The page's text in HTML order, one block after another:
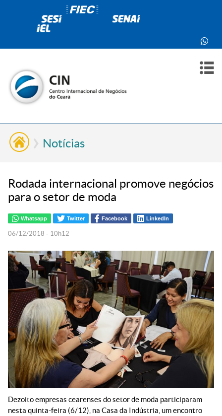
Notícias
Rodada internacional promove negócios
para o setor de moda
Whatsapp Twitter Facebook LinkedIn
06/12/2018 - 10h12
Dezoito empresas cearenses do setor de moda participaram
nesta quinta-feira (6/12), na Casa da Indústria, um encontro